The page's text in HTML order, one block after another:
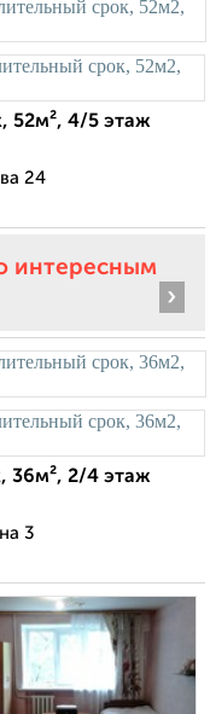
52м², 4/5 этаж
24
интересным
›
36м², 2/4 этаж
3